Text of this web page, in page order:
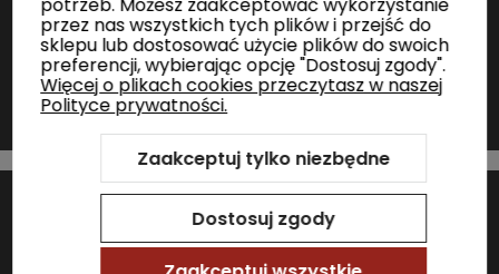
Kontakt
Szablon Shoper Modern 3.0™od GrowCommerce
przez nas wszystkich tych plików i przejść do
sklepu lub dostosować użycie plików do swoich
preferencji, wybierając opcję "Dostosuj zgody".
Więcej o plikach cookies przeczytasz w naszej
Polityce prywatności.
Zaakceptuj tylko niezbędne
Dostosuj zgody